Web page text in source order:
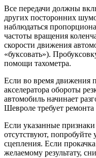
Все передачи должны
других посторонних
наблюдаться
частоты вращения
скорости движения
«буксовать»).
помощи тахометра.
Если во время движения
акселератора обороты
автомобиль начинает
Шевроле требует
Если указанные
отсутствуют, попробуйте
сцепления. Если
желаемому результату,